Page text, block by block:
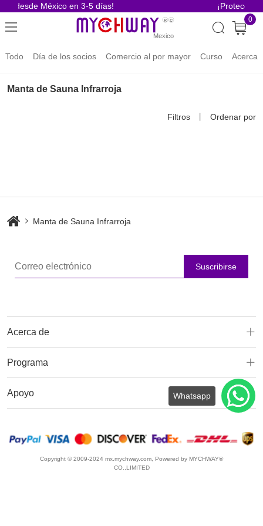
desde México en 3-5 días!
0
Todo Día de los socios Comercio al por mayor Curso Acerca
Manta de Sauna Infrarroja
Filtros Ordenar por
Whatsapp
Manta de Sauna Infrarroja
Suscribirse
Acerca de
Programa
Apoyo
Copyright © 2009-2024 mx.mychway.com, Powered by MYCHWAY®
CO.,LIMITED